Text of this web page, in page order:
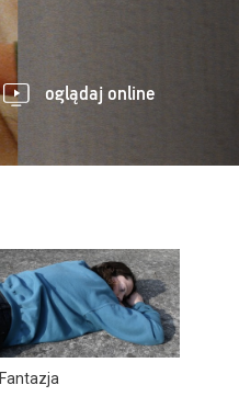
oglądaj online
Fantazja